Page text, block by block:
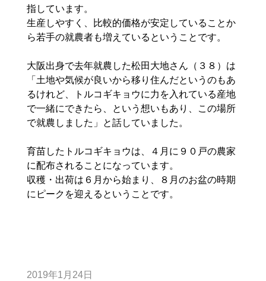
指しています。
生産しやすく、比較的価格が安定していることか
ら若手の就農者も増えているということです。
大阪出身で去年就農した松田大地さん（３８）は
「土地や気候が良いから移り住んだというのもあ
るけれど、トルコギキョウに力を入れている産地
で一緒にできたら、という想いもあり、この場所
で就農しました」と話していました。
育苗したトルコギキョウは、４月に９０戸の農家
に配布されることになっています。
収穫・出荷は６月から始まり、８月のお盆の時期
にピークを迎えるということです。
2019年1月24日